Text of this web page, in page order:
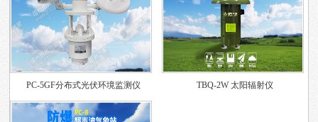
PC-5GF分布式光伏环境监测仪 TBQ-2W 太阳辐射仪